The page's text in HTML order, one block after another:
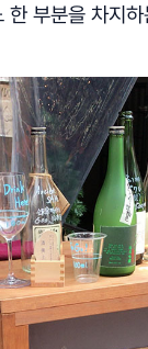
한 부분을 차지